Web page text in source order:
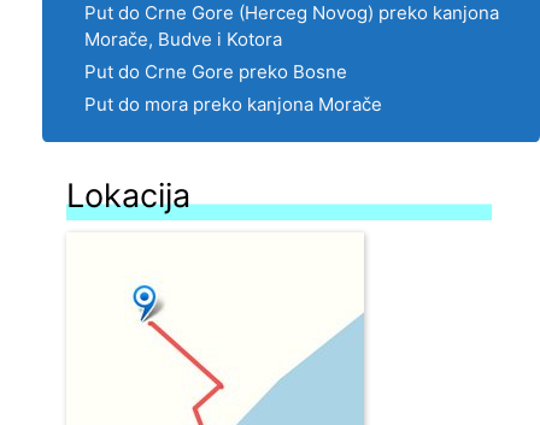
Put do Crne Gore (Herceg Novog) preko kanjona
Morače, Budve i Kotora
Put do Crne Gore preko Bosne
Put do mora preko kanjona Morače
Lokacija